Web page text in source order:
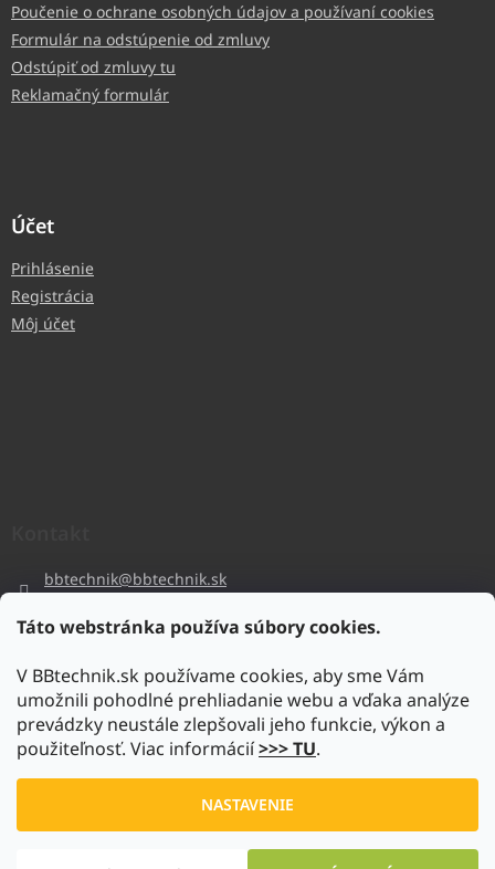
Táto webstránka používa súbory cookies.
V BBtechnik.sk používame cookies, aby sme Vám
umožnili pohodlné prehliadanie webu a vďaka analýze
prevádzky neustále zlepšovali jeho funkcie, výkon a
použiteľnosť. Viac informácií>>> TU.
NASTAVENIE
Poučenie o ochrane osobných údajov a používaní cookies
Formulár na odstúpenie od zmluvy
Odstúpiť od zmluvy tu
Reklamačný formulár
Účet
Prihlásenie
Registrácia
Môj účet
bbtechnik@bbtechnik.sk
bbtechnik
https://www.youtube.com/@bb-techniks.r.o.7746
www.bbtechnik.sk. Všetky práva vyhradené.